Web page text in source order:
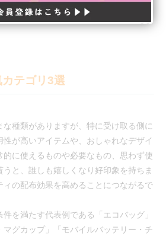
テゴリ3選
な種類がありますが、特に受け取る側に
性が高いアイテムや、おしゃれなデザイ
的に使えるものや必要なもの、思わず使
と、誰しも嬉しくなり好印象を持ちま
の配布効果を高めることにつながるで
を満たす代表例である「エコバッグ」
マグカップ」「モバイルバッテリー・チ